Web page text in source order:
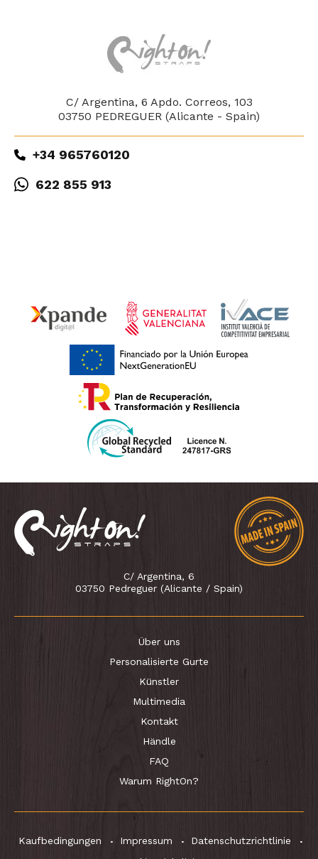
C/ Argentina, 6 Apdo. Correos, 103
03750 PEDREGUER (Alicante - Spain)
+34 965760120
622 855 913
C/ Argentina, 6
03750 Pedreguer (Alicante / Spain)
Über uns
Personalisierte Gurte
Künstler
Multimedia
Kontakt
Händle
FAQ
Warum RightOn?
Kaufbedingungen Impressum
Datenschutzrichtlinie